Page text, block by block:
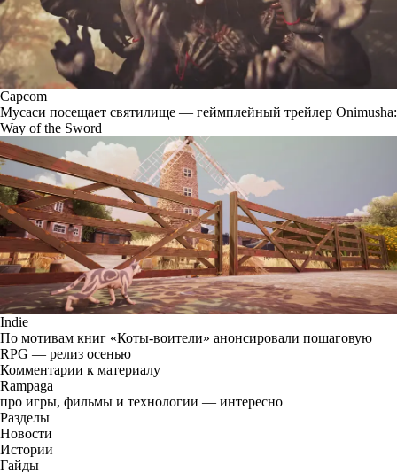
Capcom
Мусаси посещает святилище — геймплейный трейлер Onimusha:
Way of the Sword
Indie
По мотивам книг «Коты-воители» анонсировали пошаговую
RPG — релиз осенью
Комментарии к материалу
Rampaga
про игры, фильмы и технологии — интересно
Разделы
Новости
Истории
Гайды